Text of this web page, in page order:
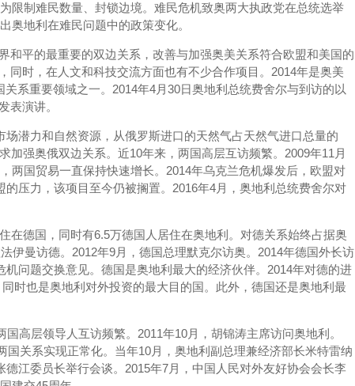
限制难民数量、封锁边境。难民危机致奥两大执政党在总统选举
奥地利在难民问题中的政策变化。
和平的最重要的双边关系，改善与加强奥美关系符合欧盟和美国的
时，在人文和科技交流方面也有不少合作项目。2014年是奥美
系重要领域之一。2014年4月30日奥地利总统费舍尔与到访的以
表演讲。
场潜力和自然资源，从俄罗斯进口的天然气占天然气进口总量的
强奥俄双边关系。近10年来，两国高层互访频繁。2009年11月
两国贸易一直保持快速增长。2014年乌克兰危机爆发后，欧盟对
压力，该项目至今仍被搁置。2016年4月，奥地利总统费舍尔对
在德国，同时有6.5万德国人居住在奥地利。对德关系始终占据奥
伊曼访德。2012年9月，德国总理默克尔访奥。2014年德国外长访
问题交换意见。德国是奥地利最大的经济伙伴。2014年对德的进
时也是奥地利对外投资的最大目的国。此外，德国还是奥地利最
高层领导人互访频繁。2011年10月，胡锦涛主席访问奥地利。
关系实现正常化。当年10月，奥地利副总理兼经济部长米特雷纳
江委员长举行会谈。2015年7月，中国人民对外友好协会会长李